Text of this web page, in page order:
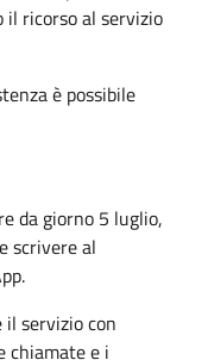
il ricorso al servizio
è possibile
da giorno 5 luglio,
scrivere al
servizio con
chiamate e i